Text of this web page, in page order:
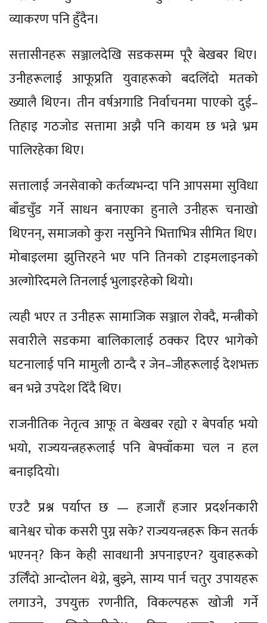
व्याकरण पनि हुँदैन।
सत्तासीनहरू सञ्जालदेखि सडकसम्म पूरै बेखबर थिए।
उनीहरूलाई आफूप्रति युवाहरूको बदलिँदो मतको
ख्यालै थिएन। तीन वर्षअगाडि निर्वाचनमा पाएको दुई–
तिहाइ गठजोड सत्तामा अझै पनि कायम छ भन्ने भ्रम
पालिरहेका थिए।
सत्तालाई जनसेवाको कर्तव्यभन्दा पनि आपसमा सुविधा
बाँडचुँड गर्ने साधन बनाएका हुनाले उनीहरू चनाखो
थिएनन्, समाजको कुरा नसुनिने भित्ताभित्र सीमित थिए।
मोबाइलमा झुत्तिरहने भए पनि तिनको टाइमलाइनको
अल्गोरिदमले तिनलाई भुलाइरहेको थियो।
त्यही भएर त उनीहरू सामाजिक सञ्जाल रोक्दै, मन्त्रीको
सवारीले सडकमा बालिकालाई ठक्कर दिएर भागेको
घटनालाई पनि मामुली ठान्दै र जेन–जीहरूलाई देशभक्त
बन भन्ने उपदेश दिँदै थिए।
राजनीतिक नेतृत्व आफू त बेखबर रह्यो र बेपर्वाह भयो
भयो, राज्ययन्त्रहरूलाई पनि बेफ्वाँकमा चल न हल
बनाइदियो।
एउटै प्रश्न पर्याप्त छ — हजारौं हजार प्रदर्शनकारी
बानेश्वर चोक कसरी पुग्न सके? राज्ययन्त्रहरू किन सतर्क
भएनन्? किन केही सावधानी अपनाइएन? युवाहरूको
उर्लिँदो आन्दोलन थेग्ने, बुझ्ने, साम्य पार्न चतुर उपायहरू
लगाउने, उपयुक्त रणनीति, विकल्पहरू खोजी गर्ने